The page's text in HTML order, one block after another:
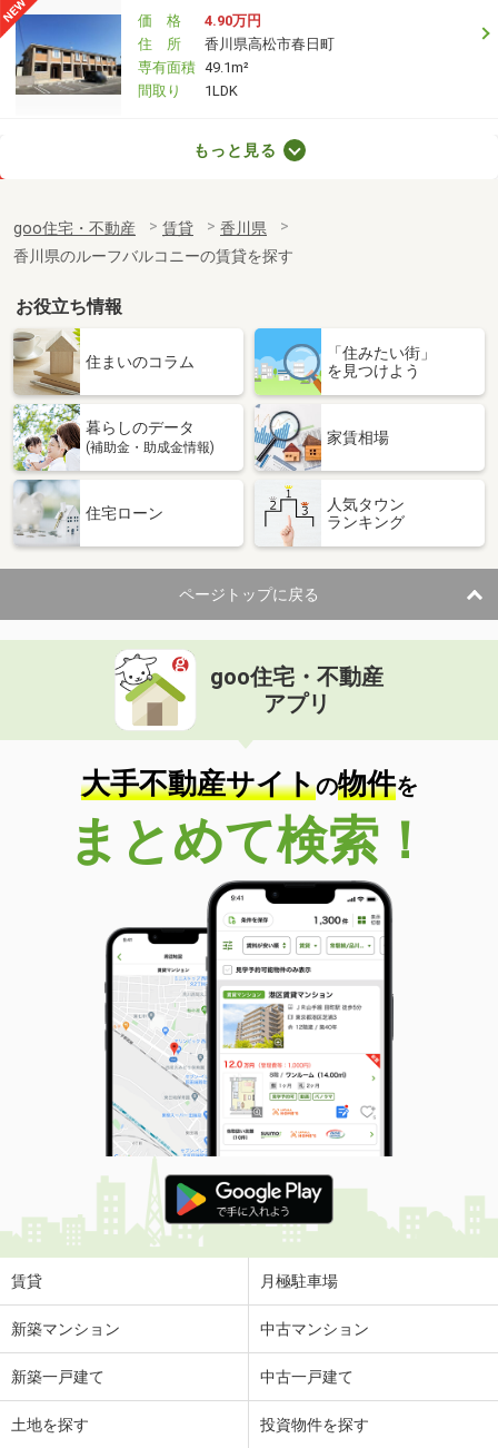
価 格
4.90万円
住 所
香川県高松市春日町
専有面積 49.1m²
間取り
1LDK
香川県綾歌郡宇多津町新開
専有面積
22.7m²
間取り
1K
香川県高松市香川町大野
価 格
4.30万円
香川県高松市香川町大野
専有面積 46.92m²
間取り
香川県高松市木太町
住 所
香川県高松市木太町
専有面積 50.12m²
間取り
2LDK
香川県善通寺市大麻町
価 格
住 所
香川県善通寺市大麻町
専有面積 55.2m²
間取り
2LDK
香川県高松市十川東町
価 格
4.75万円
香川県高松市十川東町
42.11m²
間取り
1LDK
香川県高松市三谷町
価 格
5万円
住 所
香川県高松市三谷町
専有面積 45.09m²
間取り
1LDK
香川県高松市林町
価 格
3.80万円
住 所
香川県高松市林町
専有面積
香川県高松市太田上町
4.50万円
もっと見る
goo住宅・不動産 賃貸
香川県
香川県のルーフバルコニーの賃貸を探す
お役立ち情報
住まいのコラム
「住みたい街」
を見つけよう
暮らしのデータ
(補助金・助成金情報)
家賃相場
住宅ローン
人気タウン
ランキング
ページトップに戻る
goo住宅・不動産
アプリ
大手不動産サイトの物件を
まとめて検索！
賃貸 月極駐車場
新築マンション 中古マンション
新築一戸建て 中古一戸建て
土地を探す 投資物件を探す